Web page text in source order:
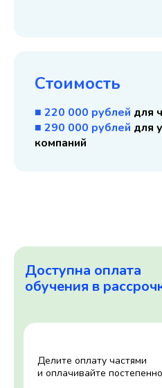
Стоимость
■ 220 000 рублей для
■ 290 000 рублей для
компаний
Доступна оплата
обучения в
Делите оплату частями
и оплачивайте постепенно